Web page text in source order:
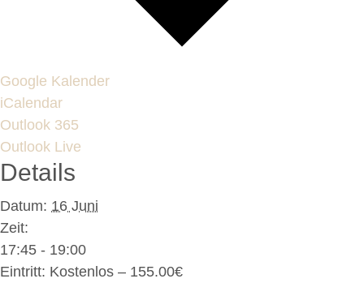
Google Kalender
iCalendar
Outlook 365
Outlook Live
Details
Datum: 16 Juni
Zeit:
17:45 - 19:00
Eintritt: Kostenlos – 155.00€